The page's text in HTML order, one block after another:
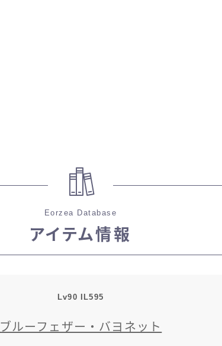
インナーパンツ付きスカート
Eorzea Database
アイテム情報
Lv90 IL595
ブルーフェザー・バヨネット